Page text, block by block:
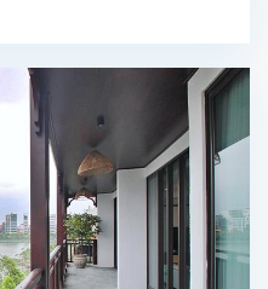
đại,
ban
công
view
Hồ
cho
thuê